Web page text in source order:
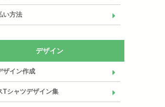
い方法
デザイン
ザイン作成
Tシャツデザイン集